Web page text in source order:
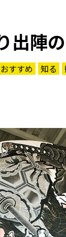
出陣
おすすめ 知る